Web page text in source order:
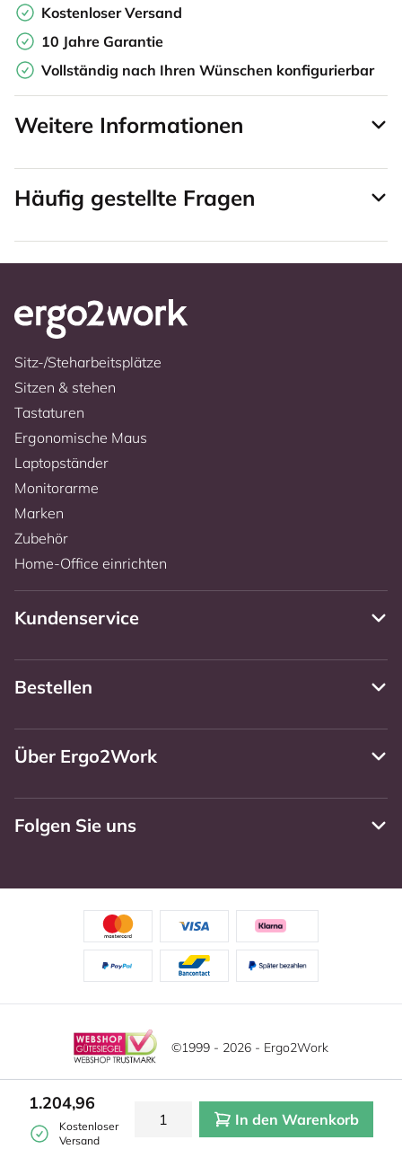
Kostenloser Versand
10 Jahre Garantie
Vollständig nach Ihren Wünschen konfigurierbar
1.204,96
Kostenloser
Versand
In den Warenkorb
Weitere Informationen
Häufig gestellte Fragen
Sitz-/Steharbeitsplätze
Sitzen & stehen
Tastaturen
Ergonomische Maus
Laptopständer
Monitorarme
Marken
Zubehör
Home-Office einrichten
Kundenservice
Bestellen
Über Ergo2Work
Folgen Sie uns
©1999 - 2026 - Ergo2Work
Haftungsausschluss
Allgemeine Geschäftsbedingungen
Cookie-Einstellungen
Diese Website verwendet Cookies. Lesen Sie unsere
Datenschutzerklärung für weitere Informationen.Mehr
|Verstecken